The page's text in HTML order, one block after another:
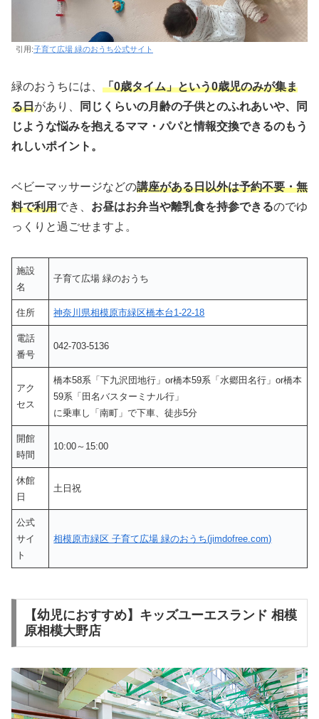
引用:子育て広場 緑のおうち公式サイト
緑のおうちには、 「0歳タイム」という0歳児のみが集ま
る日があり、
同じくらいの月齢の子供とのふれあいや、同
じような悩みを抱えるママ・パパと情報交換できるのもう
れしいポイント。
ベビーマッサージなどの講座がある日以外は予約不要・無
料で利用でき、 お昼はお弁当や離乳食を持参できるのでゆ
っくりと過ごせますよ。
施設
名
子育て広場 緑のおうち
住所 神奈川県相模原市緑区橋本台1-22-18
電話
番号
042-703-5136
アク
セス
橋本58系「下九沢団地行」or橋本59系「水郷田名行」or橋本
59系「田名バスターミナル行」
に乗車し「南町」で下車、徒歩5分
開館
時間
10:00～15:00
休館
日
土日祝
公式
サイ
ト
相模原市緑区 子育て広場 緑のおうち(jimdofree.com)
【幼児におすすめ】キッズユーエスランド 相模
原相模大野店